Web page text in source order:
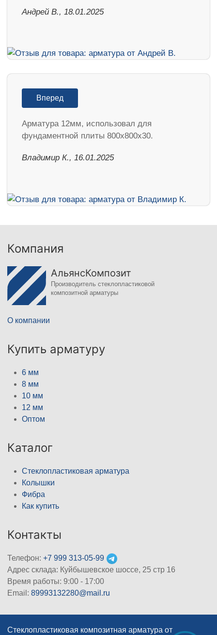
Андрей В., 18.01.2025
Вперед
Арматура 12мм, использовал для
фундаментной плиты 800х800х30.
Владимир К., 16.01.2025
Компания
АльянсКомпозит
Производитель стеклопластиковой
композитной арматуры
О компании
Купить арматуру
6 мм
8 мм
10 мм
12 мм
Оптом
Каталог
Стеклопластиковая арматура
Колышки
Фибра
Как купить
Контакты
Телефон: +7 999 313-05-99
Адрес склада: Куйбышевское шоссе, 25 стр 16
Время работы: 9:00 - 17:00
Email: 89993132280@mail.ru
Стеклопластиковая композитная арматура от